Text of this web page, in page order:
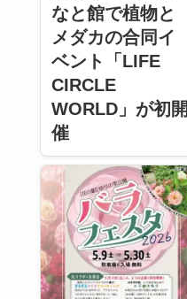
なと館で植物と
メダカの合同イ
ベント「LIFE
CIRCLE
WORLD」が初開
催